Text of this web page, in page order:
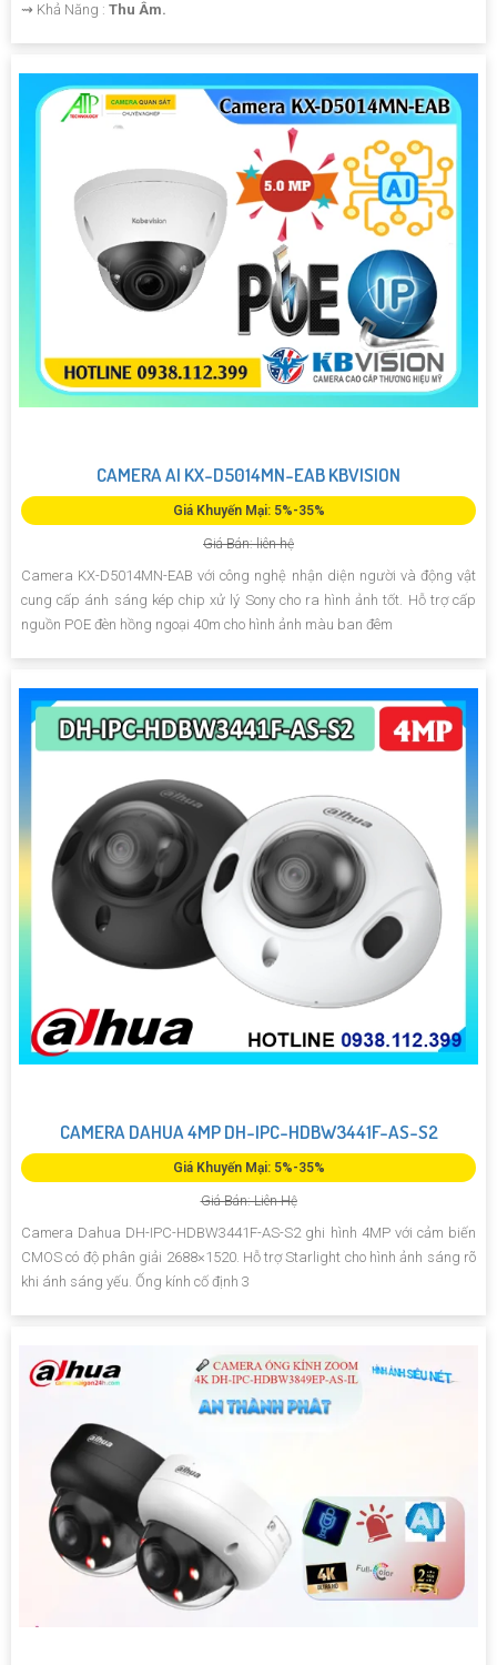
️⇝ Khả Năng : Thu Âm.
CAMERA AI KX-D5014MN-EAB KBVISION
Giá Khuyến Mại: 5%-35%
Giá Bán: liên hệ
Camera KX-D5014MN-EAB với công nghệ nhận diện người và động vật
cung cấp ánh sáng kép chip xử lý Sony cho ra hình ảnh tốt. Hỗ trợ cấp
nguồn POE đèn hồng ngoại 40m cho hình ảnh màu ban đêm
CAMERA DAHUA 4MP DH-IPC-HDBW3441F-AS-S2
Giá Khuyến Mại: 5%-35%
Giá Bán: Liên Hệ
Camera Dahua DH-IPC-HDBW3441F-AS-S2 ghi hình 4MP với cảm biến
CMOS có độ phân giải 2688×1520. Hỗ trợ Starlight cho hình ảnh sáng rõ
khi ánh sáng yếu. Ống kính cố định 3